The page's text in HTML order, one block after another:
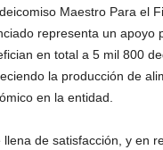
Maestro Para el
representa un apoyo
en total a 5 mil 800
la producción de
en la entidad.
de satisfacción, y en